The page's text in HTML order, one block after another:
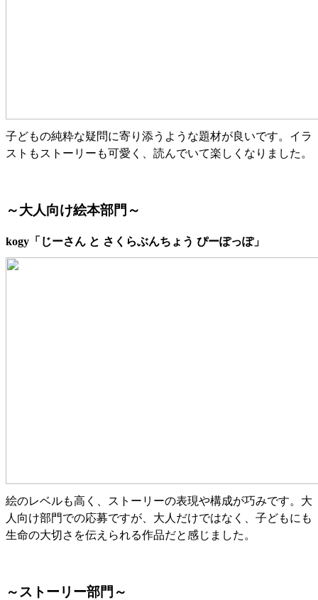
子どもの純粋な疑問に寄り添うような題材が良いです。 イラ
ストもストーリーも可愛く、読んでいて楽しくなりました。
～大人向け絵本部門～
kogy「じーさん と さくらぶんちょう ぴーぽっぽ」
絵のレベルも高く、ストーリーの表現や構成が巧みです。 大
人向け部門での応募ですが、大人だけではなく、子どもにも
生命の大切さを伝えられる作品だと感じました。
～ストーリー部門～